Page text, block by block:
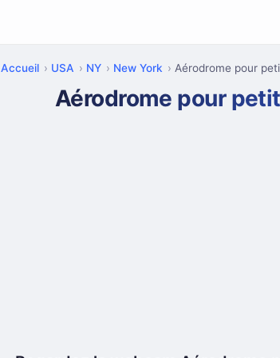
Accueil USA NY New York Aérodrome pour
Aérodrome pour